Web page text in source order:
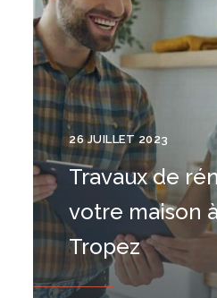
26 JUILLET 2023
Travaux de
votre maison
Tropez